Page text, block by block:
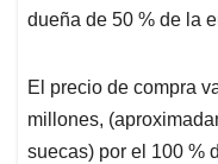
dueña de 50 % de la
El precio de compra
millones,
suecas) por el 100 %